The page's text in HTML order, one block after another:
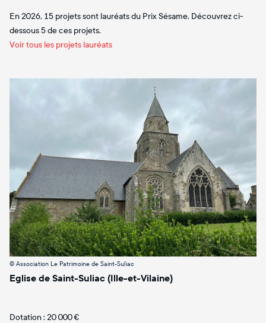
En 2026, 15 projets sont lauréats du Prix Sésame. Découvrez ci-
dessous 5 de ces projets.
Voir tous les projets lauréats
© Association Le Patrimoine de Saint-Suliac
Eglise de Saint-Suliac (Ille-et-Vilaine)
Dotation : 20 000 €